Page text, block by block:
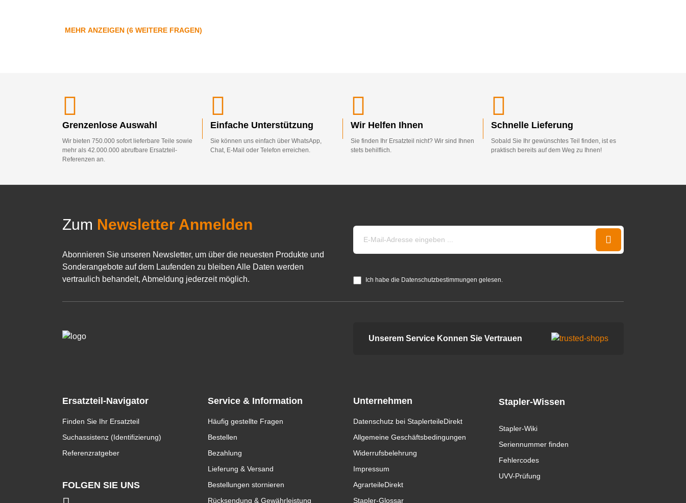
MEHR ANZEIGEN (6 WEITERE FRAGEN)
Grenzenlose Auswahl
Wir bieten 750.000 sofort lieferbare Teile sowie
mehr als 42.000.000 abrufbare Ersatzteil-
Referenzen an.
Einfache Unterstützung
Sie können uns einfach über WhatsApp,
Chat, E-Mail oder Telefon erreichen.
Wir Helfen Ihnen
Sie finden Ihr Ersatzteil nicht? Wir sind Ihnen
stets behilflich.
Schnelle Lieferung
Sobald Sie Ihr gewünschtes Teil finden, ist es
praktisch bereits auf dem Weg zu Ihnen!
Zum Newsletter Anmelden
Abonnieren Sie unseren Newsletter, um über die neuesten Produkte und
Sonderangebote auf dem Laufenden zu bleiben Alle Daten werden
vertraulich behandelt, Abmeldung jederzeit möglich.
Ich habe die Datenschutzbestimmungen gelesen.
Unserem Service Konnen Sie Vertrauen
Ersatzteil-Navigator
Finden Sie Ihr Ersatzteil
Suchassistenz (Identifizierung)
Referenzratgeber
FOLGEN SIE UNS
Service & Information
Häufig gestellte Fragen
Bestellen
Bezahlung
Lieferung & Versand
Bestellungen stornieren
Rücksendung & Gewährleistung
Unternehmen
Datenschutz bei StaplerteileDirekt
Allgemeine Geschäftsbedingungen
Widerrufsbelehrung
Impressum
AgrarteileDirekt
Stapler-Glossar
Stapler-Wissen
Stapler-Wiki
Seriennummer finden
Fehlercodes
UVV-Prüfung